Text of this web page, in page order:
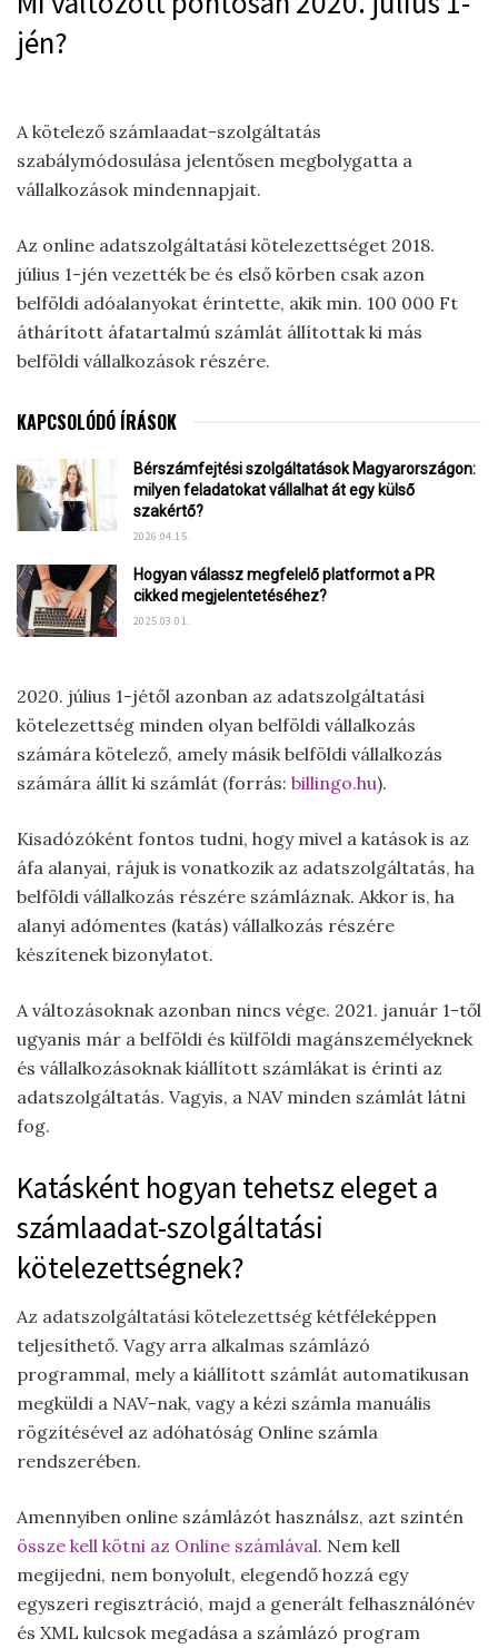
jén?
A kötelező számlaadat-szolgáltatás
szabálymódosulása jelentősen megbolygatta a
vállalkozások mindennapjait.
Az online adatszolgáltatási kötelezettséget 2018.
július 1-jén vezették be és első körben csak azon
belföldi adóalanyokat érintette, akik min. 100 000 Ft
áthárított áfatartalmú számlát állítottak ki más
belföldi vállalkozások részére.
KAPCSOLÓDÓ ÍRÁSOK
Bérszámfejtési szolgáltatások Magyarországon:
milyen feladatokat vállalhat át egy külső
szakértő?
2026.04.15.
Hogyan válassz megfelelő platformot a PR
cikked megjelentetéséhez?
2025.03.01.
2020. július 1-jétől azonban az adatszolgáltatási
kötelezettség minden olyan belföldi vállalkozás
számára kötelező, amely másik belföldi vállalkozás
számára állít ki számlát (forrás: billingo.hu).
Kisadózóként fontos tudni, hogy mivel a katások is az
áfa alanyai, rájuk is vonatkozik az adatszolgáltatás, ha
belföldi vállalkozás részére számláznak. Akkor is, ha
alanyi adómentes (katás) vállalkozás részére
készítenek bizonylatot.
A változásoknak azonban nincs vége. 2021. január 1-től
ugyanis már a belföldi és külföldi magánszemélyeknek
és vállalkozásoknak kiállított számlákat is érinti az
adatszolgáltatás. Vagyis, a NAV minden számlát látni
fog.
Katásként hogyan tehetsz eleget a
számlaadat-szolgáltatási
kötelezettségnek?
Az adatszolgáltatási kötelezettség kétféleképpen
teljesíthető. Vagy arra alkalmas számlázó
programmal, mely a kiállított számlát automatikusan
megküldi a NAV-nak, vagy a kézi számla manuális
rögzítésével az adóhatóság Online számla
rendszerében.
Amennyiben online számlázót használsz, azt szintén
össze kell kötni az Online számlával. Nem kell
megijedni, nem bonyolult, elegendő hozzá egy
egyszeri regisztráció, majd a generált felhasználónév
és XML kulcsok megadása a számlázó program